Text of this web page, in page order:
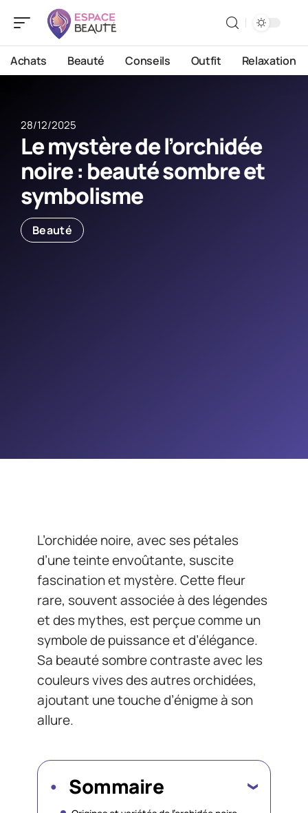
Achats Beauté Conseils Outfit Relaxation
28/12/2025
Le mystère de l’orchidée
noire : beauté sombre et
symbolisme
Beauté
L’orchidée noire, avec ses pétales
d’une teinte envoûtante, suscite
fascination et mystère. Cette fleur
rare, souvent associée à des légendes
et des mythes, est perçue comme un
symbole de puissance et d’élégance.
Sa beauté sombre contraste avec les
couleurs vives des autres orchidées,
ajoutant une touche d’énigme à son
allure.
Sommaire